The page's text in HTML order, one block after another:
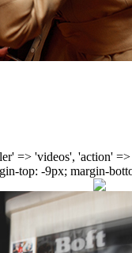
=> 'videos', 'action'
top: -9px; margin-